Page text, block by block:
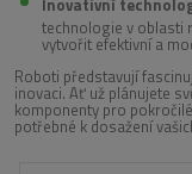
technologie v oblasti
vytvořit efektivní a
Roboti představují
inovaci. Ať už plánujete
komponenty pro
potřebné k dosažení